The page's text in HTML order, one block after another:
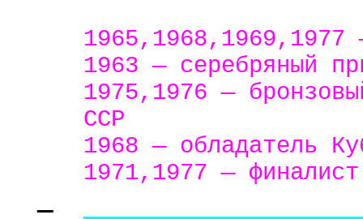
1965,1968,1969,1977
1963 — серебряный
1975,1976 —
ССР
1968 — обладатель
1971,1977 —